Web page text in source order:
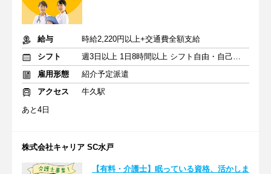
給与
時給2,220円以上+交通費全額支給
シフト
週3日以上 1日8時間以上 シフト自由・自己申告
雇用形態
紹介予定派遣
アクセス
牛久駅
あと4日
株式会社キャリア SC水戸
【有料・介護士】眠っている資格、活かしま